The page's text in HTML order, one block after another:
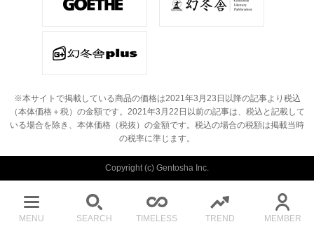
MENU SEARCH TIMELESS TREND MEMBER
※本サイトで掲載している商品の価格は2021年3月23日以降の記事より税込
（本体価格＋税）の金額です。 2021年3月22日以前の記事は、税込と記載して
いる場合を除き、本体価格（税抜）の金額です。 税込の場合の税額は掲載当時
の税率に準じます。
Copyright (c) Gentosha Inc.